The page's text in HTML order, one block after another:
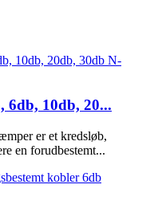
6db, 10db, 20...
er et kredsløb,
en forudbestemt...